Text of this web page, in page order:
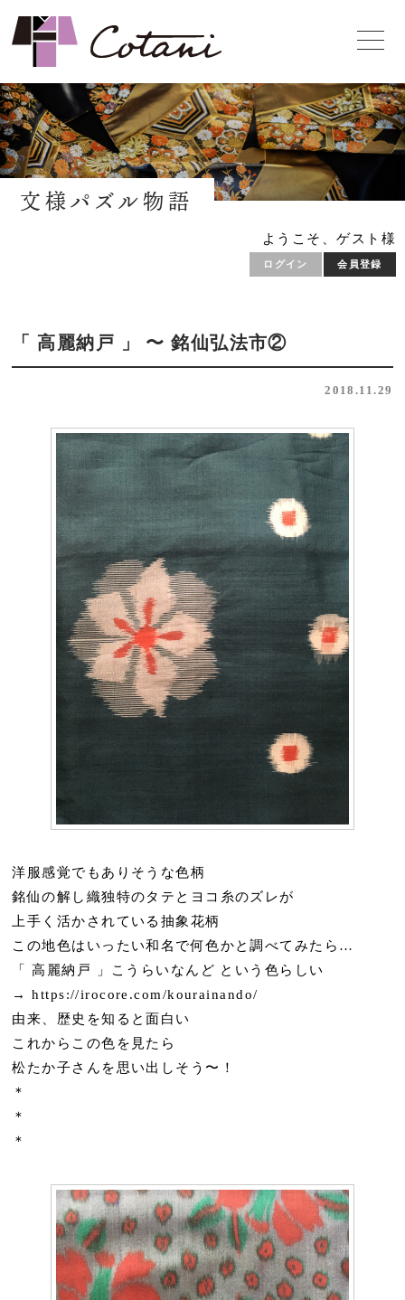
文様パズル物語
ようこそ、ゲスト様
ログイン 会員登録
「 高麗納戸 」 〜 銘仙弘法市②
2018.11.29
洋服感覚でもありそうな色柄
銘仙の解し織独特のタテとヨコ糸のズレが
上手く活かされている抽象花柄
この地色はいったい和名で何色かと調べてみたら…
「 高麗納戸 」こうらいなんど という色らしい
→ https://irocore.com/kourainando/
由来、歴史を知ると面白い
これからこの色を見たら
松たか子さんを思い出しそう〜！
＊
＊
＊